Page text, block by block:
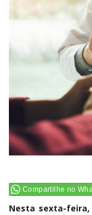
Compartilhe no
Nesta sexta-